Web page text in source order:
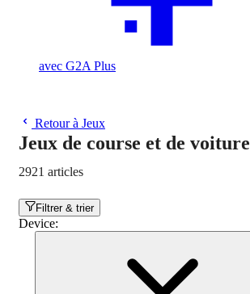
avec G2A Plus
Retour à Jeux
Jeux de course et de voiture
2921 articles
Filtrer & trier
Device: